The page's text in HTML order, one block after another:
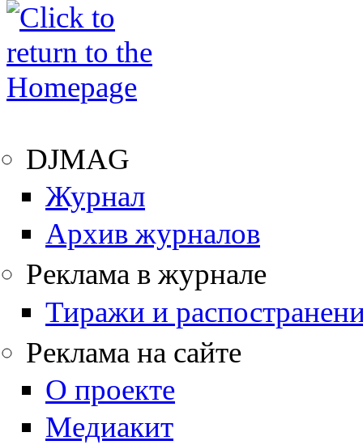
DJMAG
Журнал
Архив журналов
Реклама в журнале
Тиражи и
Реклама на сайте
О проекте
Медиакит